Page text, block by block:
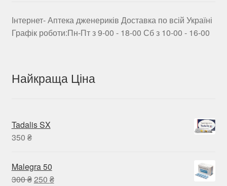
Інтернет- Аптека дженериків Доставка по всій Україні
Графік роботи:Пн-Пт з 9-00 - 18-00 Сб з 10-00 - 16-00
Найкраща Ціна
Tadalis SX
350 ₴
Malegra 50
300₴Оригінальна
250 ₴Поточна